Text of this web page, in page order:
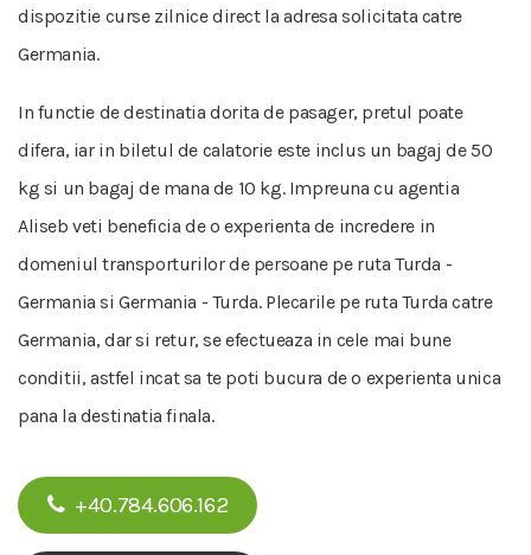
dispozitie curse zilnice direct la adresa solicitata catre
Germania.
In functie de destinatia dorita de pasager, pretul poate
difera, iar in biletul de calatorie este inclus un bagaj de 50
kg si un bagaj de mana de 10 kg. Impreuna cu agentia
Aliseb veti beneficia de o experienta de incredere in
domeniul transporturilor de persoane pe ruta Turda -
Germania si Germania - Turda. Plecarile pe ruta Turda catre
Germania, dar si retur, se efectueaza in cele mai bune
conditii, astfel incat sa te poti bucura de o experienta unica
pana la destinatia finala.
+40.784.606.162